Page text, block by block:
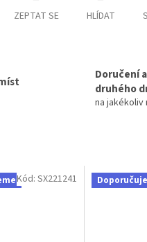
ZEPTAT SE HLÍDAT
Doručení
druhého
na jakékoliv
Kód:SX221241